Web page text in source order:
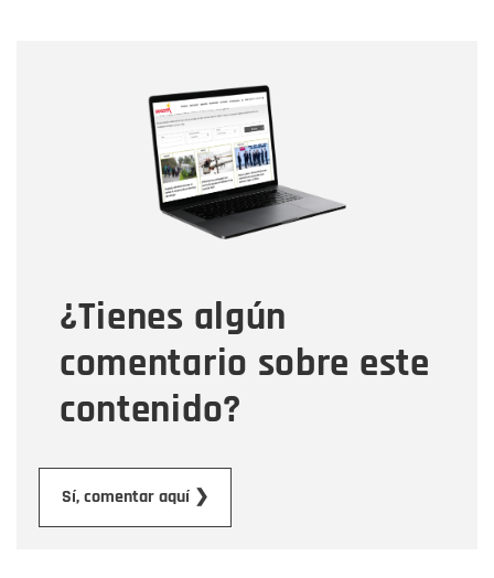
¿Tienes algún
comentario sobre este
contenido?
Sí, comentar aquí ❯
Correo electrónico
Tipo de comentario
Mensaje